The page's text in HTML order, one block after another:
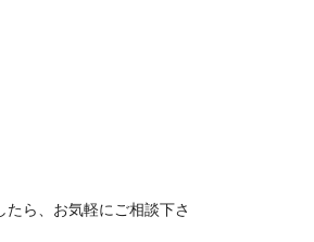
ら、お気軽にご相談下さ